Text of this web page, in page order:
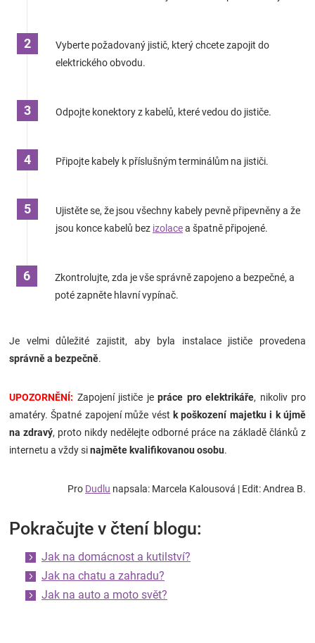
Vyberte požadovaný jistič, který chcete zapojit do
elektrického obvodu.
Odpojte konektory z kabelů, které vedou do jističe.
Připojte kabely k příslušným terminálům na jističi.
Ujistěte se, že jsou všechny kabely pevně připevněny a že
jsou konce kabelů bez izolacea špatně připojené.
Zkontrolujte, zda je vše správně zapojeno a bezpečné, a
poté zapněte hlavní vypínač.
Je velmi důležité zajistit, aby byla instalace jističe provedena
správně a bezpečně.
UPOZORNĚNÍ: Zapojení jističe jepráce pro elektrikáře, nikoliv pro
amatéry. Špatné zapojení může vést k poškození majetku i k újmě
na zdravý, proto nikdy nedělejte odborné práce na základě článků z
internetu a vždy sinajměte kvalifikovanou osobu.
Pro Dudlu napsala: Marcela Kalousová | Edit: Andrea B.
Pokračujte v čtení blogu:
Jak na domácnost a kutilství?
Jak na chatu a zahradu?
Jak na auto a moto svět?